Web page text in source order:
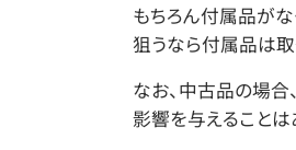
もちろん付属品が
狙うなら付属品は取
なお、中古品の場
影響を与えることは